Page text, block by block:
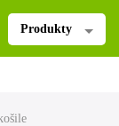
Produkty